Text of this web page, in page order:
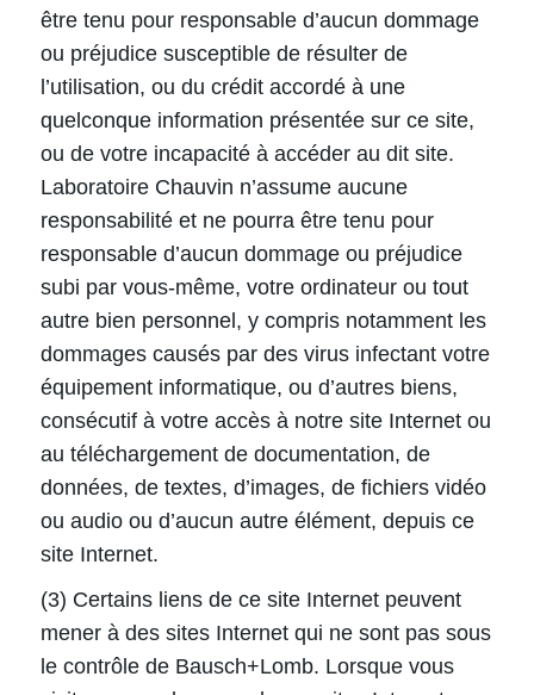
être tenu pour responsable d’aucun dommage
ou préjudice susceptible de résulter de
l’utilisation, ou du crédit accordé à une
quelconque information présentée sur ce site,
ou de votre incapacité à accéder au dit site.
Laboratoire Chauvin n’assume aucune
responsabilité et ne pourra être tenu pour
responsable d’aucun dommage ou préjudice
subi par vous-même, votre ordinateur ou tout
autre bien personnel, y compris notamment les
dommages causés par des virus infectant votre
équipement informatique, ou d’autres biens,
consécutif à votre accès à notre site Internet ou
au téléchargement de documentation, de
données, de textes, d’images, de fichiers vidéo
ou audio ou d’aucun autre élément, depuis ce
site Internet.
(3) Certains liens de ce site Internet peuvent
mener à des sites Internet qui ne sont pas sous
le contrôle de Bausch+Lomb. Lorsque vous